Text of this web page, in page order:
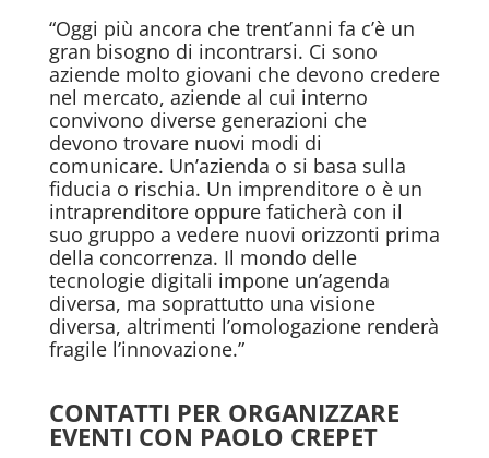
“Oggi più ancora che trent’anni fa c’è un
gran bisogno di incontrarsi. Ci sono
aziende molto giovani che devono credere
nel mercato, aziende al cui interno
convivono diverse generazioni che
devono trovare nuovi modi di
comunicare. Un’azienda o si basa sulla
fiducia o rischia. Un imprenditore o è un
intraprenditore oppure faticherà con il
suo gruppo a vedere nuovi orizzonti prima
della concorrenza. Il mondo delle
tecnologie digitali impone un’agenda
diversa, ma soprattutto una visione
diversa, altrimenti l’omologazione renderà
fragile l’innovazione.”
CONTATTI PER ORGANIZZARE
EVENTI CON PAOLO CREPET